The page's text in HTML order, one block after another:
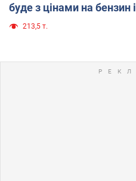
буде з цінами на бензин і
дизель до кінця серпня
213,5 т.